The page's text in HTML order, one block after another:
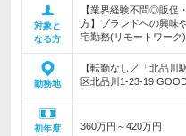
対象と
なる方
【業界経験不問◎販促
方】ブランドへの興味
宅勤務(リモートワーク
勤務地
【転勤なし／「北品川
区北品川1-23-19
初年度
360万円～420万円